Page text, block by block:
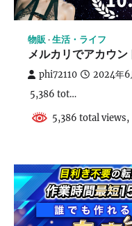
物販 生活・ライフ
メルカリでアカウ
phi72110 2024年6
5,386 tot…
5,386 total